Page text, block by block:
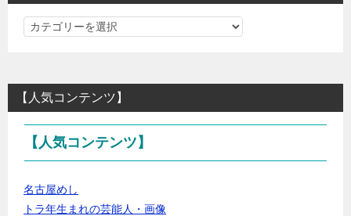
気
る
カ
テ
リ
ー・
【人気コンテンツ】
【人気コンテンツ】
名古屋めし
トラ年生まれの芸能人・画像